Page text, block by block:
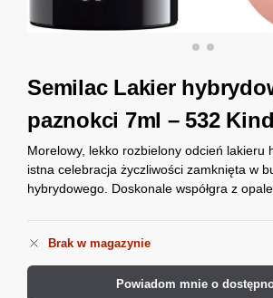
Semilac Lakier
paznokci 7ml – 532
Morelowy, lekko rozbielony odcień lakieru
istna celebracja życzliwości zamknięta w
hybrydowego. Doskonale współgra z
Brak w magazynie
Powiadom mnie o